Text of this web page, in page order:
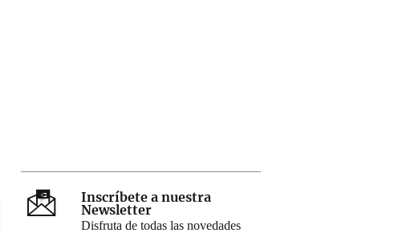
Inscríbete a nuestra
Newsletter
Disfruta de todas las novedades